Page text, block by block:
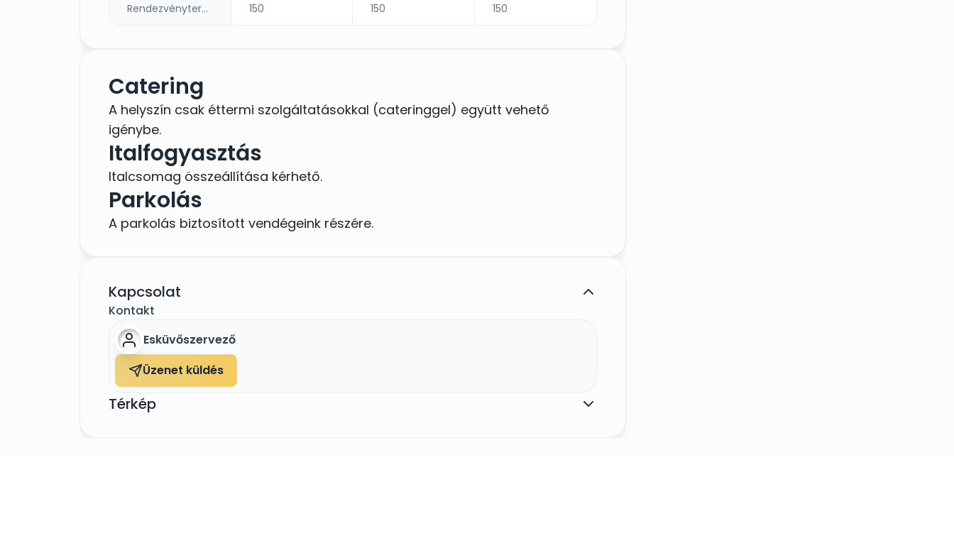
Rendezvényterem 150 150 150
Catering
A helyszín csak éttermi szolgáltatásokkal (cateringgel) együtt vehető
igénybe.
Italfogyasztás
Italcsomag összeállítása kérhető.
Parkolás
A parkolás biztosított vendégeink részére.
Kapcsolat
Kontakt
Esküvőszervező
Üzenet küldés
Térkép